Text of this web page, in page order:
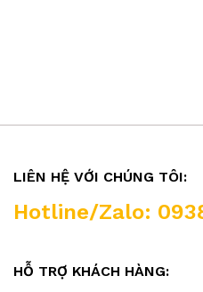
LIÊN HỆ VỚI CHÚNG TÔI:
Hotline/Zalo:
HỖ TRỢ KHÁCH HÀNG: